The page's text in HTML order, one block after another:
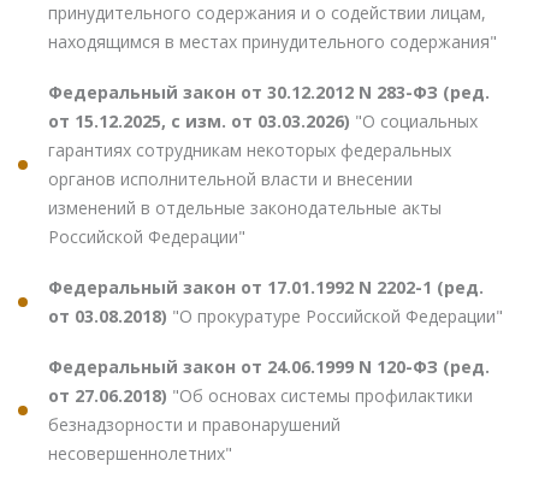
принудительного содержания и о содействии лицам,
находящимся в местах принудительного содержания"
Федеральный закон от 30.12.2012 N 283-ФЗ (ред.
от 15.12.2025, с изм. от 03.03.2026) "О социальных
гарантиях сотрудникам некоторых федеральных
органов исполнительной власти и внесении
изменений в отдельные законодательные акты
Российской Федерации"
Федеральный закон от 17.01.1992 N 2202-1 (ред.
от 03.08.2018) "О прокуратуре Российской Федерации"
Федеральный закон от 24.06.1999 N 120-ФЗ (ред.
от 27.06.2018) "Об основах системы профилактики
безнадзорности и правонарушений
несовершеннолетних"